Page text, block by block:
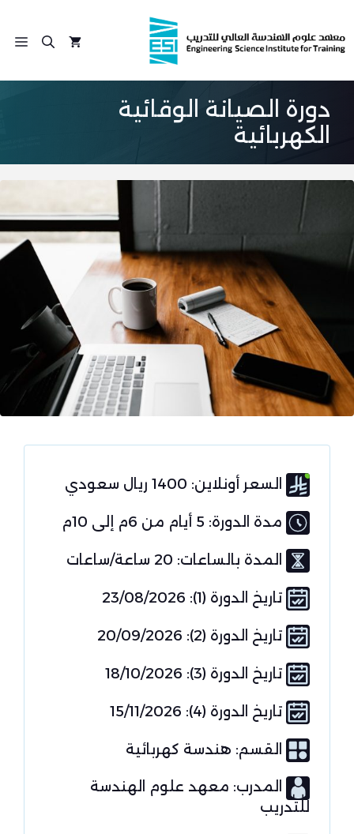
إلى
المحتوى
دورة الصيانة الوقائية
الكهربائية
السعر أونلاين: 1400 ريال سعودي
مدة الدورة: 5 أيام من 6م إلى 10م
المدة بالساعات: 20 ساعة/ساعات
تاريخ الدورة (1): 23/08/2026
تاريخ الدورة (2): 20/09/2026
تاريخ الدورة (3): 18/10/2026
تاريخ الدورة (4): 15/11/2026
القسم: هندسة كهربائية
المدرب: معهد علوم الهندسة
للتدريب